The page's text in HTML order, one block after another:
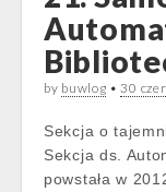
by buwlog •30
Sekcja o
Sekcja ds.
powstała w